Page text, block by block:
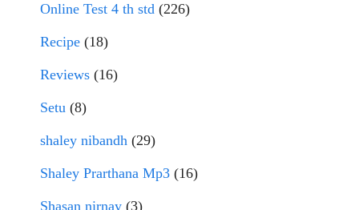
Online Test 4 th std (226)
Recipe (18)
Reviews (16)
Setu (8)
shaley nibandh (29)
Shaley Prarthana Mp3 (16)
Shasan nirnay (3)